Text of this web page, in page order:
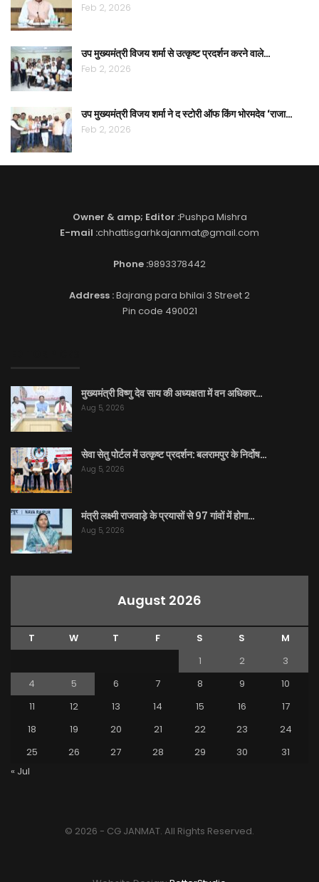
Feb 2, 2026
उप मुख्यमंत्री विजय शर्मा से उत्कृष्ट प्रदर्शन करने वाले…
Feb 2, 2026
उप मुख्यमंत्री विजय शर्मा ने द स्टोरी ऑफ किंग भोरमदेव ‘राजा…
Feb 2, 2026
Owner & amp; Editor :Pushpa Mishra
E-mail :chhattisgarhkajanmat@gmail.com
Phone :9893378442
Address :Bajrang para bhilai 3 Street 2
Pin code 490021
मुख्यमंत्री विष्णु देव साय की अध्यक्षता में वन अधिकार…
Aug 5, 2026
सेवा सेतु पोर्टल में उत्कृष्ट प्रदर्शन: बलरामपुर के निर्दोष…
Aug 5, 2026
मंत्री लक्ष्मी राजवाड़े के प्रयासों से 97 गांवों में होगा…
Aug 5, 2026
August 2026
T W T F S S
M
1
2
3
4
5 6 7 8 9
10
11
12 13 14 15 16
17
18
19 20 21 22 23
24
25
26 27 28 29 30
31
« Jul
© 2026 - CG JANMAT. All Rights Reserved.